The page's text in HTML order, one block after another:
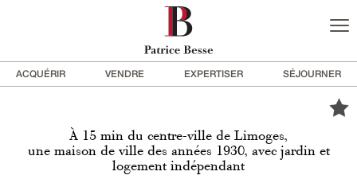
ACQUÉRIR VENDRE EXPERTISER SÉJOURNER
À 15 min du centre-ville de Limoges,
une maison de ville des années 1930, avec jardin et
logement indépendant